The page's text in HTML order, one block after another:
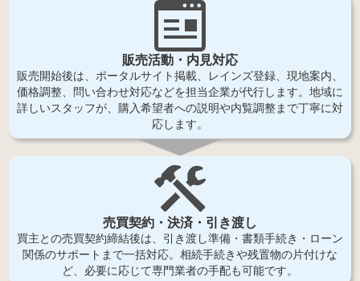
販売活動・内見対応
販売開始後は、ポータルサイト掲載、レインズ登録、現地案内、
価格調整、問い合わせ対応などを担当企業が代行します。地域に
詳しいスタッフが、購入希望者への説明や内覧調整まで丁寧に対
応します。
売買契約・決済・引き渡し
買主との売買契約締結後は、引き渡し準備・書類手続き・ローン
関係のサポートまで一括対応。相続手続きや残置物の片付けな
ど、必要に応じて専門業者の手配も可能です。